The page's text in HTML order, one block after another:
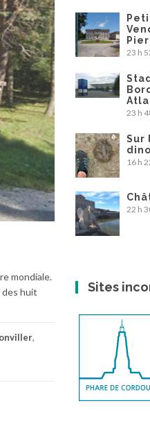
mondiale.
des huit
,
23 h
23 h
Sur
16 h
22 h
Sites